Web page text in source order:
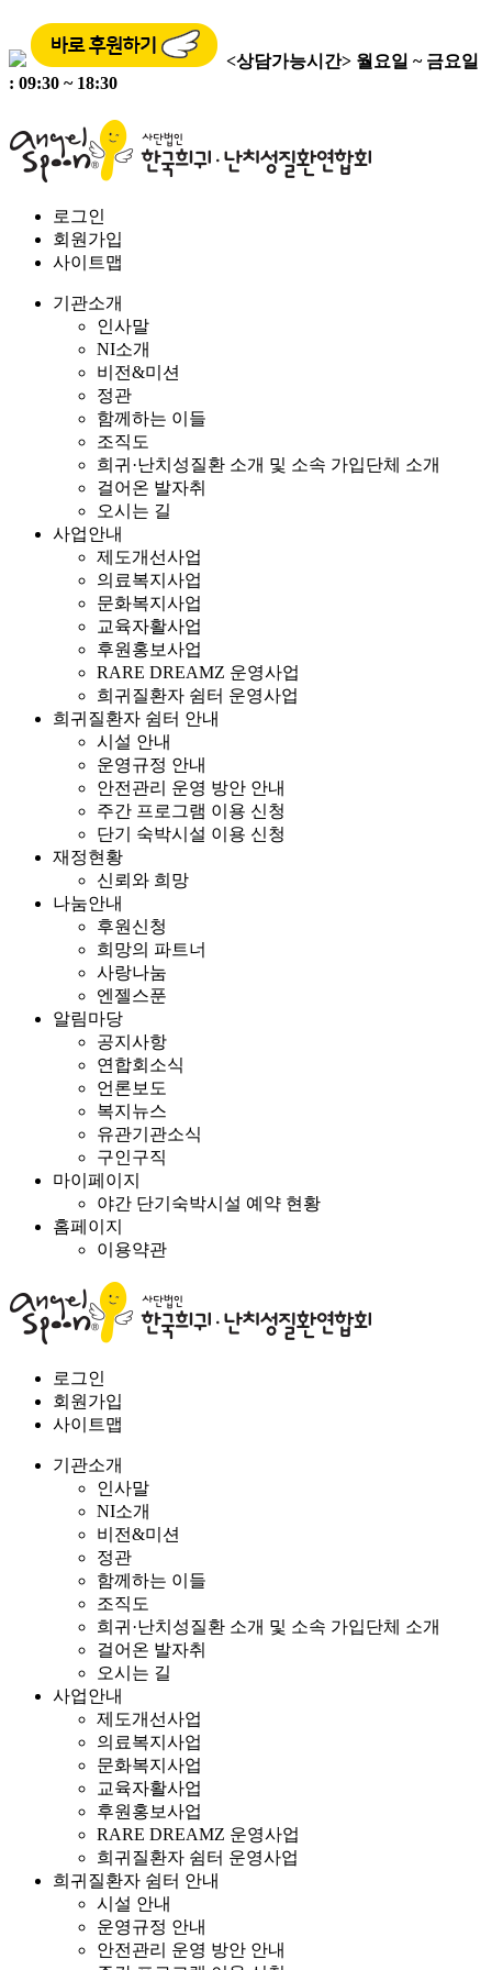
<상담가능시간> 월요일 ~ 금요일
: 09:30 ~ 18:30
로그인
회원가입
사이트맵
기관소개
인사말
NI소개
비전&미션
정관
함께하는 이들
조직도
희귀·난치성질환 소개 및 소속 가입단체 소개
걸어온 발자취
오시는 길
사업안내
제도개선사업
의료복지사업
문화복지사업
교육자활사업
후원홍보사업
RARE DREAMZ 운영사업
희귀질환자 쉼터 운영사업
희귀질환자 쉼터 안내
시설 안내
운영규정 안내
안전관리 운영 방안 안내
주간 프로그램 이용 신청
단기 숙박시설 이용 신청
재정현황
신뢰와 희망
나눔안내
후원신청
희망의 파트너
사랑나눔
엔젤스푼
알림마당
공지사항
연합회소식
언론보도
복지뉴스
유관기관소식
구인구직
마이페이지
야간 단기숙박시설 예약 현황
홈페이지
이용약관
로그인
회원가입
사이트맵
기관소개
인사말
NI소개
비전&미션
정관
함께하는 이들
조직도
희귀·난치성질환 소개 및 소속 가입단체 소개
걸어온 발자취
오시는 길
사업안내
제도개선사업
의료복지사업
문화복지사업
교육자활사업
후원홍보사업
RARE DREAMZ 운영사업
희귀질환자 쉼터 운영사업
희귀질환자 쉼터 안내
시설 안내
운영규정 안내
안전관리 운영 방안 안내